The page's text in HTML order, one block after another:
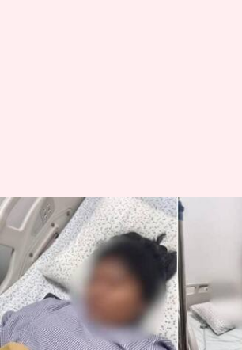
பெங்களூருவில் 2
கல்லூரி
தெருநாய்களால்
தாக்கப்பட்டனர்;
ஐசியுவில்